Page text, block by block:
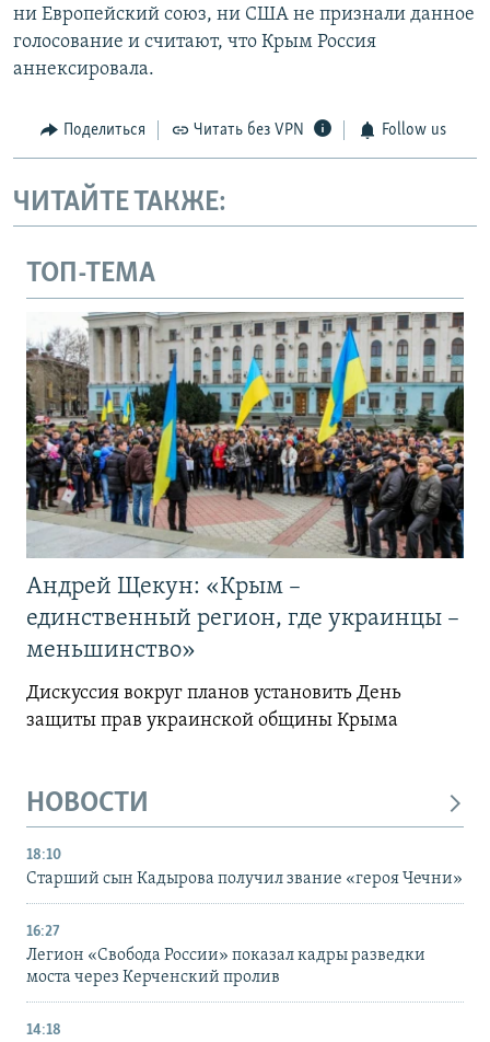
ни Европейский союз, ни США не признали данное
голосование и считают, что Крым Россия
аннексировала.
Поделиться Читать без VPN Follow us
ЧИТАЙТЕ ТАКЖЕ:
ТОП-ТЕМА
Андрей Щекун: «Крым –
единственный регион, где украинцы –
меньшинство»
Дискуссия вокруг планов установить День
защиты прав украинской общины Крыма
НОВОСТИ
18:10
Старший сын Кадырова получил звание «героя Чечни»
16:27
Легион «Свобода России» показал кадры разведки
моста через Керченский пролив
14:18